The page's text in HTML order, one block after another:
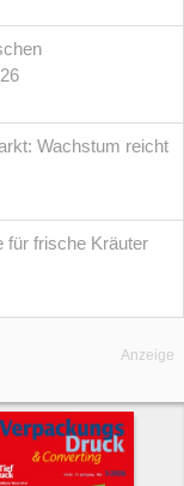
Wachstum reicht
für frische Kräuter
Anzeige